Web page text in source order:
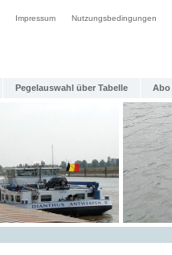
Impressum Nutzungsbedingungen
Pegelauswahl über Tabelle Abo